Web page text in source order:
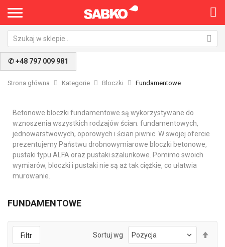
✆ +48 797 009 981
Strona główna Kategorie Bloczki Fundamentowe
Betonowe bloczki fundamentowe są wykorzystywane do
wznoszenia wszystkich rodzajów ścian: fundamentowych,
jednowarstwowych, oporowych i ścian piwnic. W swojej ofercie
prezentujemy Państwu drobnowymiarowe bloczki betonowe,
pustaki typu ALFA oraz pustaki szalunkowe. Pomimo swoich
wymiarów, bloczki i pustaki nie są aż tak ciężkie, co ułatwia
murowanie.
FUNDAMENTOWE
Filtr Sortuj wg